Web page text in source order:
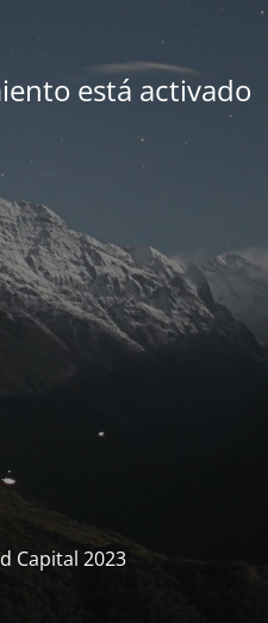
está activado
Capital 2023